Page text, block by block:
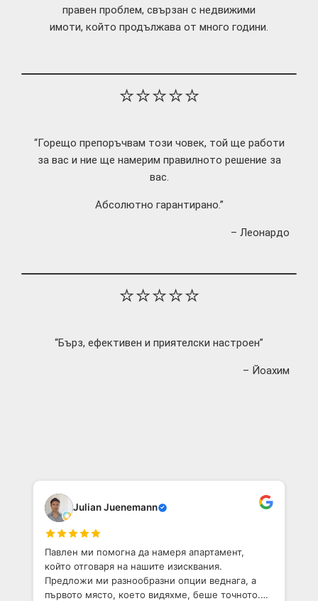
правен проблем, свързан с недвижими
имоти, който продължава от много години.
⭐⭐⭐⭐⭐
“Горещо препоръчвам този човек, той ще работи
за вас и ние ще намерим правилното решение за
вас.
Абсолютно гарантирано.”
– Леонардо
⭐⭐⭐⭐⭐
“Бърз, ефективен и приятелски настроен”
– Йоахим
Julian Juenemann
Павлен ми помогна да намеря апартамент,
който отговаря на нашите изисквания.
Предложи ми разнообразни опции веднага, а
първото място, което видяхме, беше точното.